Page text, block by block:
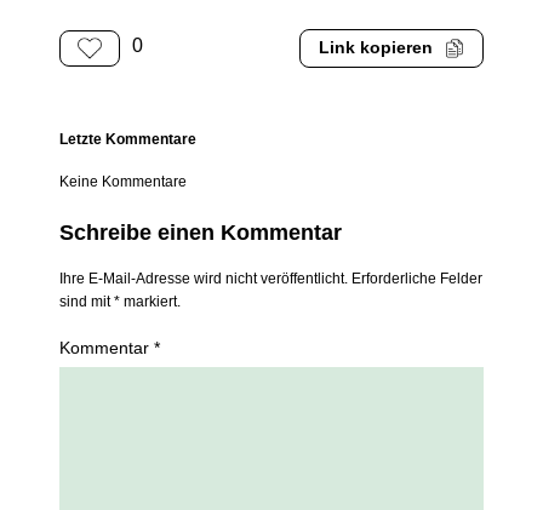
0 Link kopieren
Letzte Kommentare
Keine Kommentare
Schreibe einen Kommentar
Ihre E-Mail-Adresse wird nicht veröffentlicht. Erforderliche Felder
sind mit * markiert.
Kommentar *